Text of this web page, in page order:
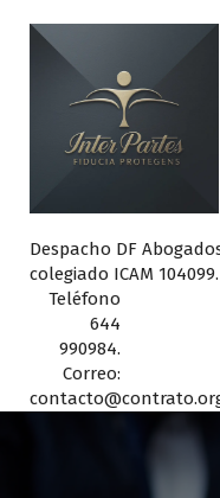
Despacho DF
colegiado ICAM 104099.
Teléfono
644
990984.
Correo: